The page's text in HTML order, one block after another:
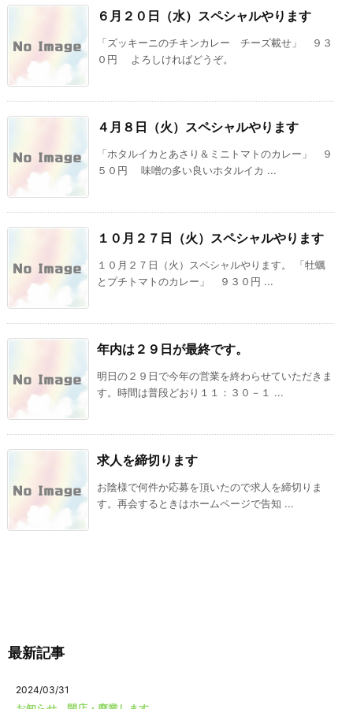
６月２０日（水）スペシャルやります
「ズッキーニのチキンカレー チーズ載せ」 ９３
０円 よろしければどうぞ。
４月８日（火）スペシャルやります
「ホタルイカとあさり＆ミニトマトのカレー」 ９
５０円 味噌の多い良いホタルイカ ...
１０月２７日（火）スペシャルやります
１０月２７日（火）スペシャルやります。 「牡蠣
とプチトマトのカレー」 ９３０円 ...
年内は２９日が最終です。
明日の２９日で今年の営業を終わらせていただきま
す。時間は普段どおり１１：３０－１ ...
求人を締切ります
お陰様で何件か応募を頂いたので求人を締切りま
す。再会するときはホームページで告知 ...
最新記事
2024/03/31